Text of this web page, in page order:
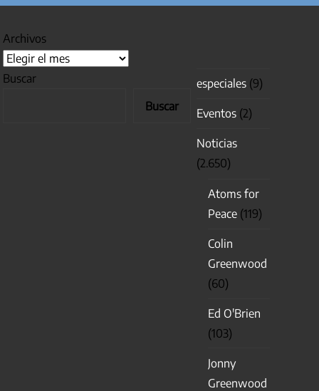
Archivos
Buscar
Buscar
especiales (9)
Eventos (2)
Noticias
(2.650)
Atoms for
Peace (119)
Colin
Greenwood
(60)
Ed O'Brien
(103)
Jonny
Greenwood